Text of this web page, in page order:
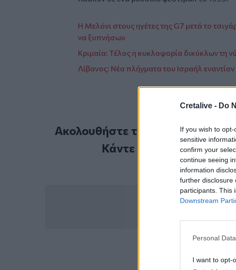
Cretalive - Do
If you wish to
sensitive
confirm your
continue seeing
information
further disclosure
participants. This
Downstream
Personal
I want to opt-
Η Μελόνι στους ηγέτες της G7 μετά το
να ξυπνήσω»
Κριμαία: Τέλος η κυκλοφορία δικύκλων τη
Λίβανος: Νέα πλήγματα του Ισραήλ
Ακολουθήστε το Cretalive στο
Κάντε εγγραφή στο
Πριγκίπισσα